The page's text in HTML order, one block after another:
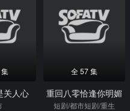
关人心
全 57 集
重回八零恰逢你明媚
短剧/都市短剧/重生